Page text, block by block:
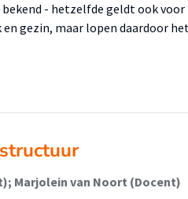
- hetzelfde geldt ook voor
gezin, maar lopen daardoor
Marjolein van Noort (Docent)